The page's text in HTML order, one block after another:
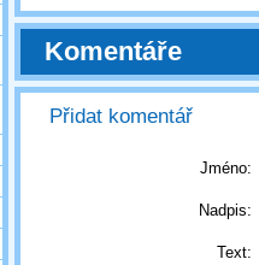
Komentáře
Přidat komentář
Jméno:
Nadpis:
Text: